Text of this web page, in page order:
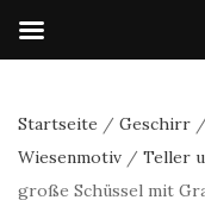
Startseite / Geschirr
Wiesenmotiv / Teller
große Schüssel mit